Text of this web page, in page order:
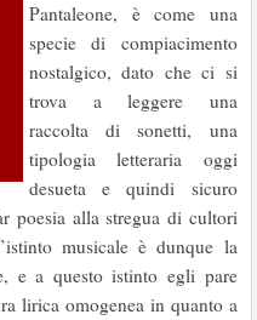
Pantaleone, è come una
specie di compiacimento
nostalgico, dato che ci si
trova a leggere una
raccolta di sonetti, una
tipologia letteraria oggi
desueta e quindi sicuro
poesia alla stregua di cultori
musicale è dunque la
e a questo istinto egli pare
lirica omogenea in quanto a